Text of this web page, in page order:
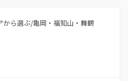
から選ぶ/亀岡・福知山・舞鶴